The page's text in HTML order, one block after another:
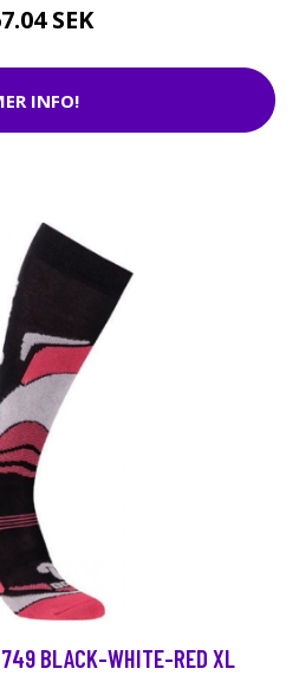
SEK
INFO!
749 BLACK-WHITE-RED XL